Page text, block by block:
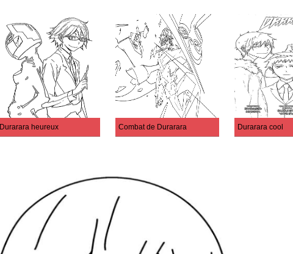
Durarara heureux Combat de Durarara Durarara cool